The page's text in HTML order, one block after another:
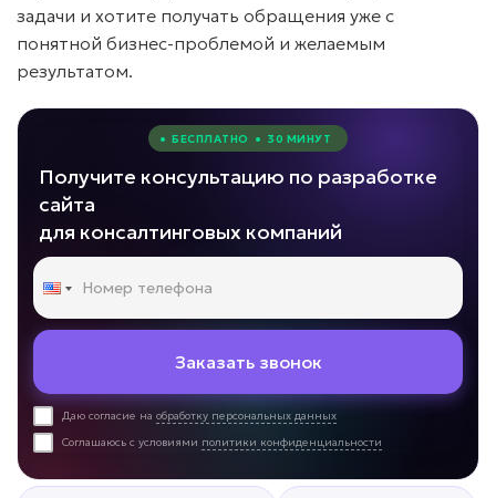
задачи и хотите получать обращения уже с
понятной бизнес-проблемой и желаемым
результатом.
• БЕСПЛАТНО • 30 МИНУТ
Получите консультацию по разработке
сайта
для консалтинговых компаний
Заказать звонок
Даю согласие на обработку персональных данных
Соглашаюсь с условиями политики конфиденциальности